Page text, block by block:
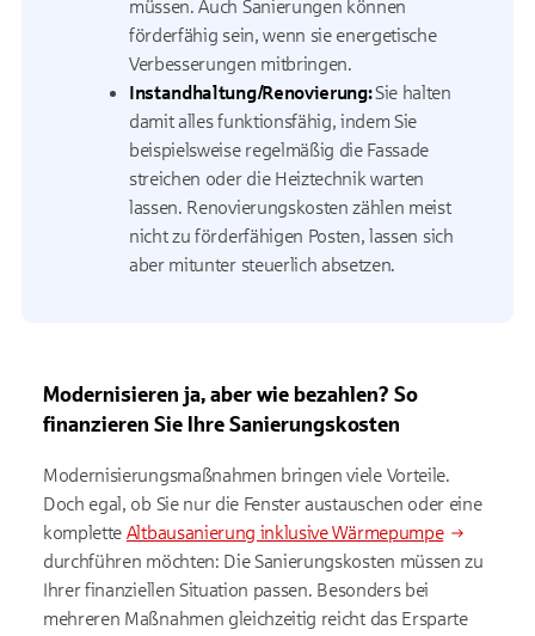
müssen. Auch Sanierungen können
förderfähig sein, wenn sie energetische
Verbesserungen mitbringen.
Instandhaltung/Renovierung:Sie halten
damit alles funktionsfähig, indem Sie
beispielsweise regelmäßig die Fassade
streichen oder die Heiztechnik warten
lassen. Renovierungskosten zählen meist
nicht zu förderfähigen Posten, lassen sich
aber mitunter steuerlich absetzen.
Modernisieren ja, aber wie bezahlen? So
finanzieren Sie Ihre Sanierungskosten
Modernisierungsmaßnahmen bringen viele Vorteile.
Doch egal, ob Sie nur die Fenster austauschen oder eine
komplette Altbausanierung inklusive Wärmepumpe
durchführen möchten: Die Sanierungskosten müssen zu
Ihrer finanziellen Situation passen. Besonders bei
mehreren Maßnahmen gleichzeitig reicht das Ersparte